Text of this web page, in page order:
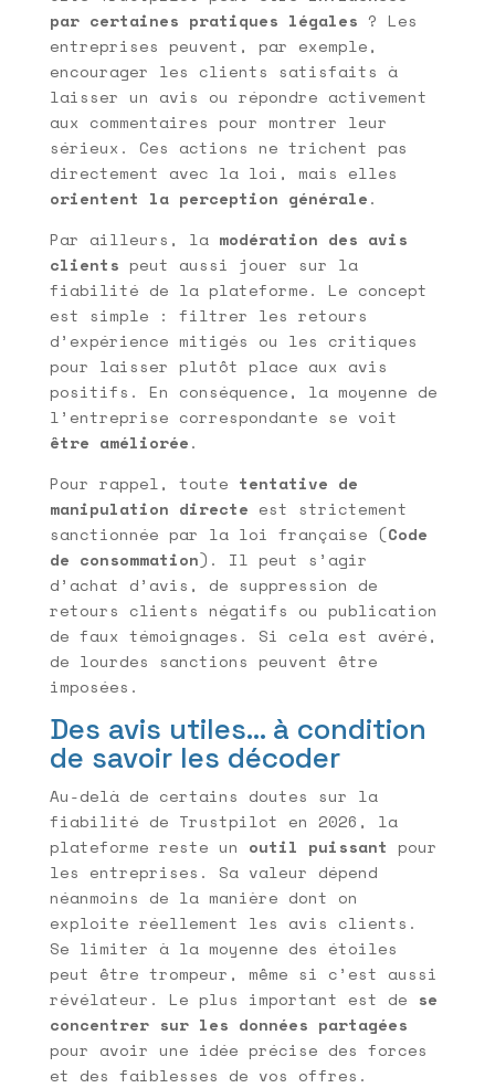
par certaines pratiques légales ? Les
entreprises peuvent, par exemple,
encourager les clients satisfaits à
laisser un avis ou répondre activement
aux commentaires pour montrer leur
sérieux. Ces actions ne trichent pas
directement avec la loi, mais elles
orientent la perception générale.
Par ailleurs, la modération des avis
clients peut aussi jouer sur la
fiabilité de la plateforme. Le concept
est simple : filtrer les retours
d’expérience mitigés ou les critiques
pour laisser plutôt place aux avis
positifs. En conséquence, la moyenne de
l’entreprise correspondante se voit
être améliorée.
Pour rappel, toute tentative de
manipulation directe est strictement
sanctionnée par la loi française (Code
de consommation). Il peut s’agir
d’achat d’avis, de suppression de
retours clients négatifs ou publication
de faux témoignages. Si cela est avéré,
de lourdes sanctions peuvent être
imposées.
Des avis utiles… à condition
de savoir les décoder
Au-delà de certains doutes sur la
fiabilité de Trustpilot en 2026, la
plateforme reste un outil puissant pour
les entreprises. Sa valeur dépend
néanmoins de la manière dont on
exploite réellement les avis clients.
Se limiter à la moyenne des étoiles
peut être trompeur, même si c’est aussi
révélateur. Le plus important est de se
concentrer sur les données partagées
pour avoir une idée précise des forces
et des faiblesses de vos offres.